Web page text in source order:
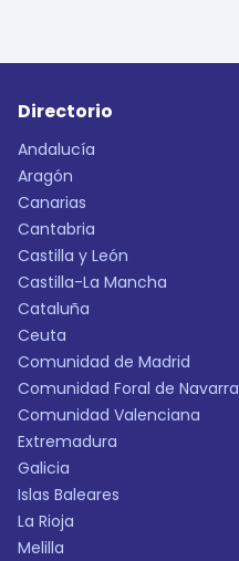
Directorio
Andalucía
Aragón
Canarias
Cantabria
Castilla y León
Castilla-La Mancha
Cataluña
Ceuta
Comunidad de Madrid
Comunidad Foral de Navarra
Comunidad Valenciana
Extremadura
Galicia
Islas Baleares
La Rioja
Melilla